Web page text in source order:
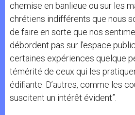
chemise en banlieue ou sur les
chrétiens indifférents que nous
de faire en sorte que nos
débordent pas sur l’espace
certaines expériences quelque
témérité de ceux qui les
édifiante. D’autres, comme les
suscitent un intérêt évident”.